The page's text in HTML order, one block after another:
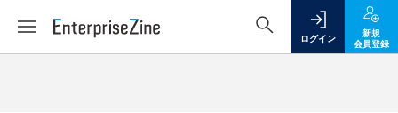
ログイン
新規
会員登録